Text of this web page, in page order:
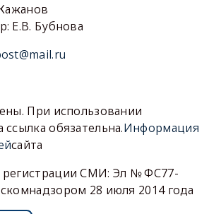
Е.В. Бубнова
При использовании
обязательна.Информация
сайта
регистрации СМИ: Эл № ФС77-
28 июля 2014 года